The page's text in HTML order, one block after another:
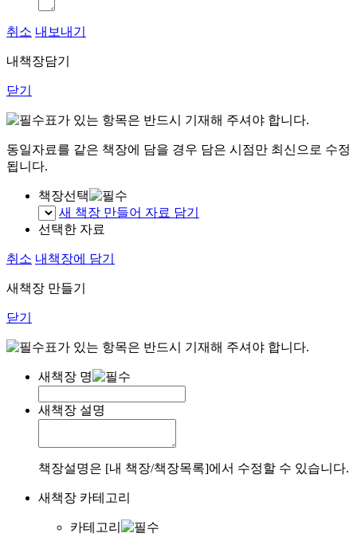
취소 내보내기
내책장담기
닫기
표가 있는 항목은 반드시 기재해 주셔야 합니다.
동일자료를 같은 책장에 담을 경우 담은 시점만 최신으로 수정
됩니다.
책장선택
새 책장 만들어 자료 담기
선택한 자료
취소 내책장에 담기
새책장 만들기
닫기
표가 있는 항목은 반드시 기재해 주셔야 합니다.
새책장 명
새책장 설명
책장설명은 [내 책장/책장목록]에서 수정할 수 있습니다.
새책장 카테고리
카테고리